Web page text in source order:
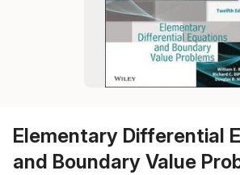
Elementary Differential
and Boundary Value